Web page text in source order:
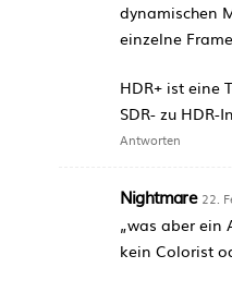
dynamischen
einzelne
HDR+ ist eine
SDR- zu
Antworten
Nightmare 22.
„was aber ein
kein Colorist